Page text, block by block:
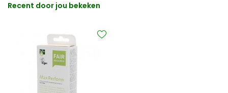
Recent door jou bekeken